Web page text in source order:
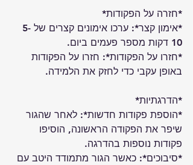
*חזרה על הפקודות*
*אימון קצר*: ערכו אימונים קצרים של 5-
10 דקות מספר פעמים ביום.
*חזרו על הפקודות*: חזרו על הפקודות
באופן עקבי כדי לחזק את הלמידה.
*הדרגתיות*
*הוספת פקודות חדשות*: לאחר שהגור
שיפר את הפקודה הראשונה, הוסיפו
פקודות נוספות בהדרגה.
*סיבוכים*: כאשר הגור מתמודד היטב עם